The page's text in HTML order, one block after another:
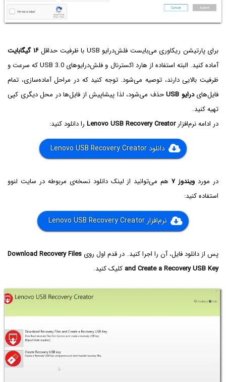
برای پارتیشن ریکاوری می‌بایست فلش‌درایو USB‌ با ظرفیت حداقل
۱۶ گیگابایت
آماده کنید. البته استفاده از هارد اکسترنال و فلش‌درایو‌های USB 3.0 که سرعت و
ظرفیت بالایی دارند، توصیه می‌شود. توجه کنید که در مراحل آماده‌سازی، تمام
فایل‌هایدرایو USB
حذف می‌شود، لذا پیشاپیش از فایل‌ها در محل دیگری کپی
تهیه کنید.
در ادامه نرم‌افزارLenovo USB Recovery Creator را دانلود کنید:
دانلود Lenovo USB Recovery Creator
در مورد ویندوز ۷
هم می‌توانید از لینک دانلود نسخه‌ی مربوطه در سایت لنوو
استفاده کنید:
نرم‌افزار Lenovo USB Recovery Creator
پس از دانلود فایل، آن را اجرا کنید. در قدم اول روی Download Recovery Files
and Create a Recovery USB Key کلیک کنید.